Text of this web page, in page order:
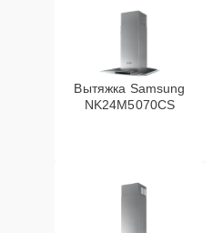
Вытяжка Samsung
NK24M5070CS